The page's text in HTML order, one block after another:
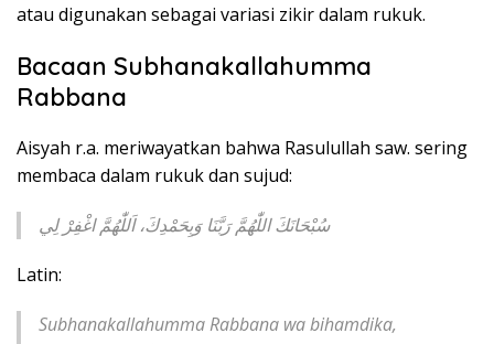
atau digunakan sebagai variasi zikir dalam rukuk.
Bacaan Subhanakallahumma
Rabbana
Aisyah r.a. meriwayatkan bahwa Rasulullah saw. sering
membaca dalam rukuk dan sujud:
سُبْحَانَكَ اللّٰهُمَّ رَبَّنَا وَبِحَمْدِكَ، اَللّٰهُمَّ اغْفِرْ لِي
Latin:
Subhanakallahumma Rabbana wa bihamdika,